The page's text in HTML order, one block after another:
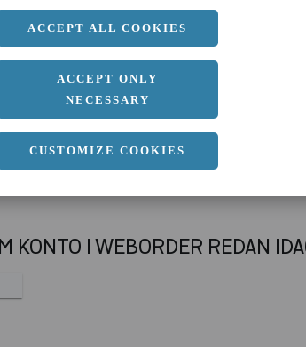
ACCEPT ALL COOKIES
ACCEPT ONLY
NECESSARY
CUSTOMIZE COOKIES
Längd
6000 MM
KONTO I WEBORDER REDAN